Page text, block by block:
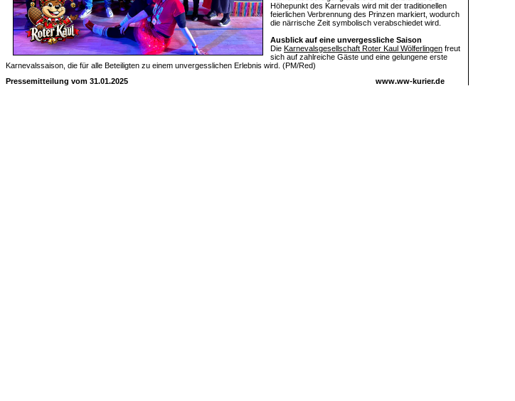
Höhepunkt des Karnevals wird mit der traditionellen
feierlichen Verbrennung des Prinzen markiert, wodurch
die närrische Zeit symbolisch verabschiedet wird.
Ausblick auf eine unvergessliche Saison
Die Karnevalsgesellschaft Roter Kaul Wölferlingen freut
sich auf zahlreiche Gäste und eine gelungene erste
Karnevalssaison, die für alle Beteiligten zu einem unvergesslichen Erlebnis wird. (PM/Red)
Pressemitteilung vom 31.01.2025
www.ww-kurier.de